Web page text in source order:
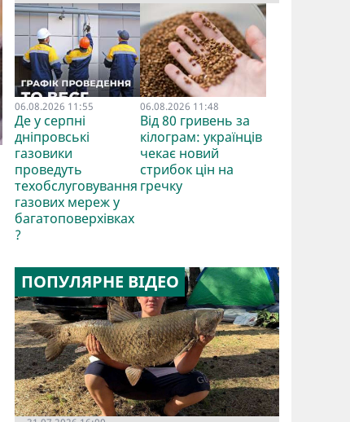
06.08.2026 11:55
Де у серпні
дніпровські
газовики
проведуть
техобслуговування
газових мереж у
багатоповерхівках
?
06.08.2026 11:48
Від 80 гривень за
кілограм: українців
чекає новий
стрибок цін на
гречку
ПОПУЛЯРНЕ ВІДЕО